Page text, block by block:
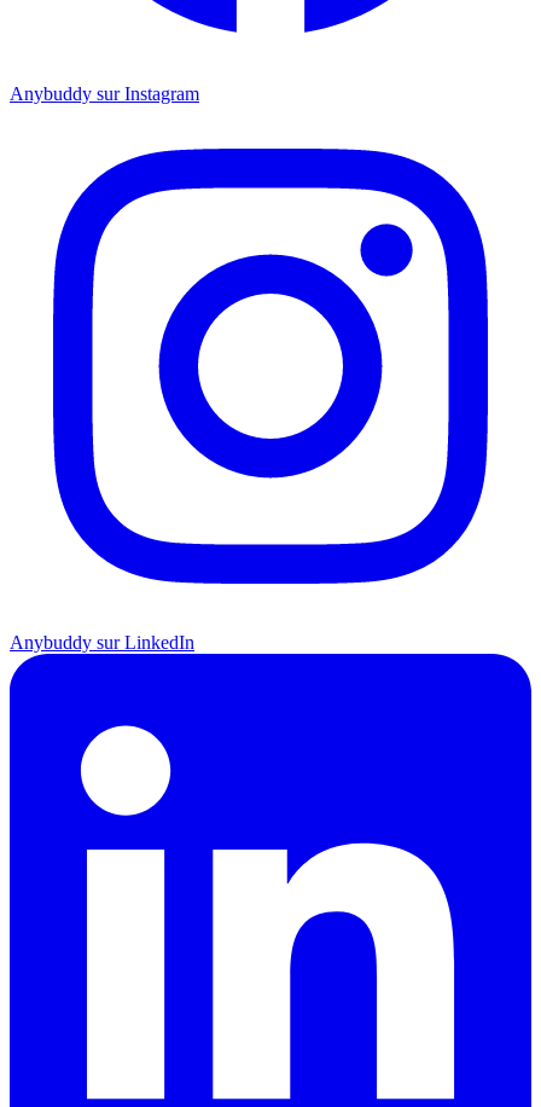
Anybuddy sur Instagram
Anybuddy sur LinkedIn